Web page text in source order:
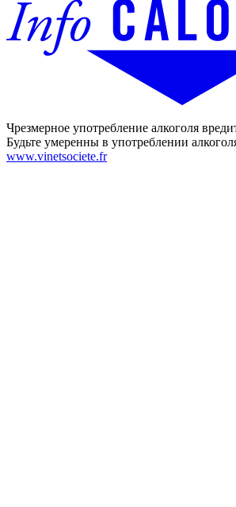
Чрезмерное употребление алкоголя
Будьте умеренны в употреблении
www.vinetsociete.fr